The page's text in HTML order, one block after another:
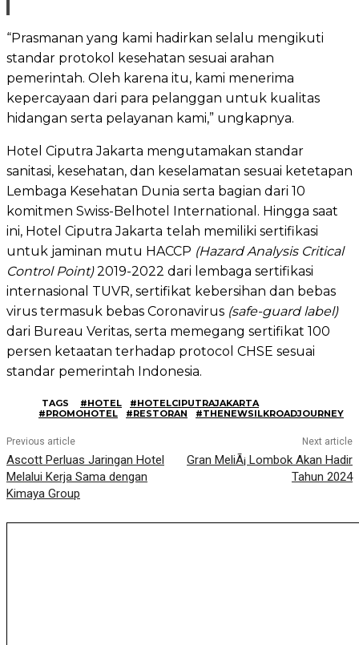
“Prasmanan yang kami hadirkan selalu mengikuti
standar protokol kesehatan sesuai arahan
pemerintah. Oleh karena itu, kami menerima
kepercayaan dari para pelanggan untuk kualitas
hidangan serta pelayanan kami,” ungkapnya.
Hotel Ciputra Jakarta mengutamakan standar
sanitasi, kesehatan, dan keselamatan sesuai ketetapan
Lembaga Kesehatan Dunia serta bagian dari 10
komitmen Swiss-Belhotel International. Hingga saat
ini, Hotel Ciputra Jakarta telah memiliki sertifikasi
untuk jaminan mutu HACCP (Hazard Analysis Critical
Control Point)2019-2022 dari lembaga sertifikasi
internasional TUVR, sertifikat kebersihan dan bebas
virus termasuk bebas Coronavirus (safe-guard label)
dari Bureau Veritas, serta memegang sertifikat 100
persen ketaatan terhadap protocol CHSE sesuai
standar pemerintah Indonesia.
TAGS #HOTEL
#HOTELCIPUTRAJAKARTA
#PROMOHOTEL
#RESTORAN #THENEWSILKROADJOURNEY
Previous article
Ascott Perluas Jaringan Hotel
Melalui Kerja Sama dengan
Kimaya Group
Next article
Gran MeliÃ¡ Lombok Akan Hadir
Tahun 2024